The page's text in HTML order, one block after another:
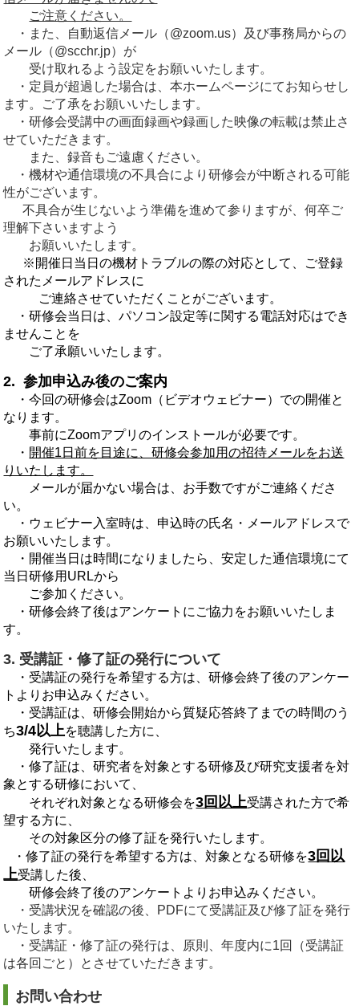
ご注意ください。
・また、自動返信メール（@zoom.us）及び事務局からの
メール（@scchr.jp）が
受け取れるよう設定をお願いいたします。
・定員が超過した場合は、本ホームページにてお知らせし
ます。ご了承をお願いいたします。
・研修会受講中の画面録画や録画した映像の転載は禁止さ
せていただきます。
また、録音もご遠慮ください。
・機材や通信環境の不具合により研修会が中断される可能
性がございます。
不具合が生じないよう準備を進めて参りますが、何卒ご
理解下さいますよう
お願いいたします。
※開催日当日の機材トラブルの際の対応として、ご登録
されたメールアドレスに
ご連絡させていただくことがございます。
・研修会当日は、パソコン設定等に関する電話対応はでき
ませんことを
ご了承願いいたします。
2. 参加申込み後のご案内
・今回の研修会はZoom（ビデオウェビナー）での開催と
なります。
事前にZoomアプリのインストールが必要です。
・ 開催1日前を目途に、研修会参加用の招待メールをお送
りいたします。
メールが届かない場合は、お手数ですがご連絡くださ
い。
・ウェビナー入室時は、申込時の氏名・メールアドレスで
お願いいたします。
・開催当日は時間になりましたら、安定した通信環境にて
当日研修用URLから
ご参加ください。
・研修会終了後はアンケートにご協力をお願いいたしま
す。
3. 受講証・修了証の発行について
・受講証の発行を希望する方は、研修会終了後のアンケー
トよりお申込みください。
・受講証は、研修会開始から質疑応答終了までの時間のう
ち3/4以上を聴講した方に、
発行いたします。
・修了証は、研究者を対象とする研修及び研究支援者を対
象とする研修において、
それぞれ対象となる研修会を3回以上受講された方で希
望する方に、
その対象区分の修了証を発行いたします。
・修了証の発行を希望する方は、対象となる研修を3回以
上受講した後、
研修会終了後のアンケートよりお申込みください。
・受講状況を確認の後、PDFにて受講証及び修了証を発行
いたします。
・受講証・修了証の発行は、原則、年度内に1回（受講証
は各回ごと）とさせていただきます。
お問い合わせ